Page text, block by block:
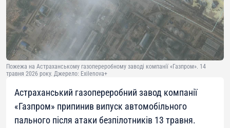
Пожежа на Астраханському газопереробному заводі компанії «Газпром». 14
травня 2026 року. Джерело: Exilenova+
Астраханський газопереробний завод компанії
«Газпром» припинив випуск автомобільного
пального після атаки безпілотників 13 травня.